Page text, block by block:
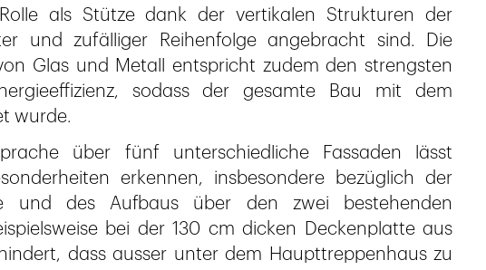
als Stütze dank der vertikalen Strukturen der
und zufälliger Reihenfolge angebracht sind. Die
Glas und Metall entspricht zudem den strengsten
sodass der gesamte Bau mit dem
wurde.
über fünf unterschiedliche Fassaden lässt
erkennen, insbesondere bezüglich der
und des Aufbaus über den zwei bestehenden
bei der 130 cm dicken Deckenplatte aus
dass ausser unter dem Haupttreppenhaus zu